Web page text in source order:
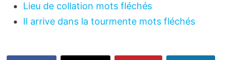
Lieu de collation mots fléchés
Il arrive dans la tourmente mots fléchés